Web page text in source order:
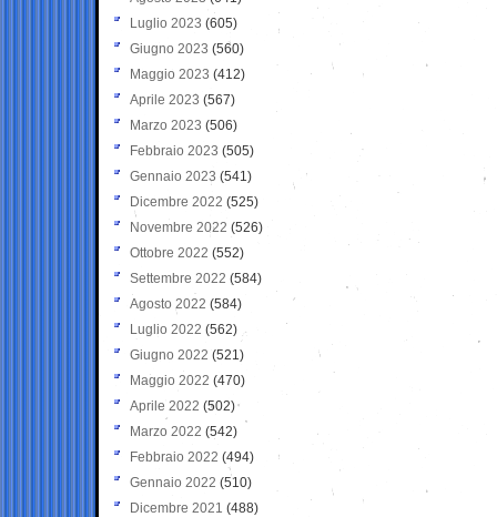
Luglio 2023 (605)
Giugno 2023 (560)
Maggio 2023 (412)
Aprile 2023 (567)
Marzo 2023 (506)
Febbraio 2023 (505)
Gennaio 2023 (541)
Dicembre 2022 (525)
Novembre 2022 (526)
Ottobre 2022 (552)
Settembre 2022 (584)
Agosto 2022 (584)
Luglio 2022 (562)
Giugno 2022 (521)
Maggio 2022 (470)
Aprile 2022 (502)
Marzo 2022 (542)
Febbraio 2022 (494)
Gennaio 2022 (510)
Dicembre 2021 (488)